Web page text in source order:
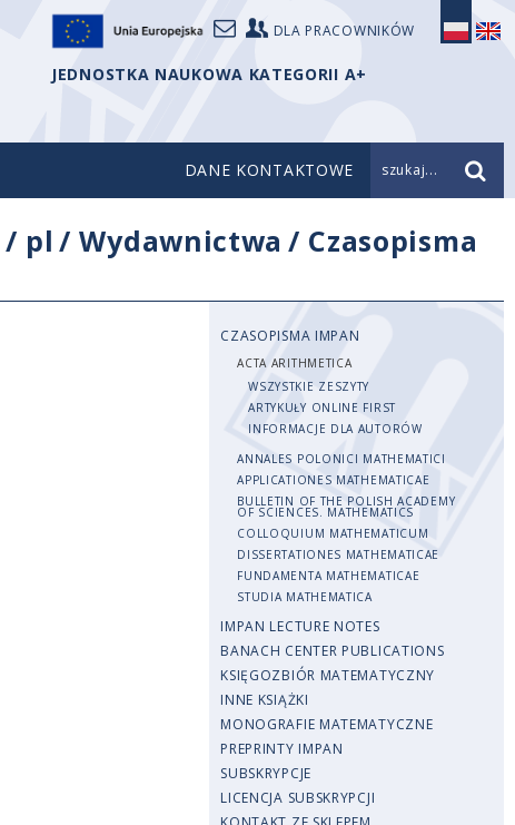
DLA PRACOWNIKÓW
JEDNOSTKA NAUKOWA KATEGORII A+
DANE KONTAKTOWE szukaj...
/ pl /Wydawnictwa / Czasopisma
CZASOPISMA IMPAN
ACTA ARITHMETICA
WSZYSTKIE ZESZYTY
ARTYKUŁY ONLINE FIRST
INFORMACJE DLA AUTORÓW
ANNALES POLONICI MATHEMATICI
APPLICATIONES MATHEMATICAE
BULLETIN OF THE POLISH ACADEMY
OF SCIENCES. MATHEMATICS
COLLOQUIUM MATHEMATICUM
DISSERTATIONES MATHEMATICAE
FUNDAMENTA MATHEMATICAE
STUDIA MATHEMATICA
IMPAN LECTURE NOTES
BANACH CENTER PUBLICATIONS
KSIĘGOZBIÓR MATEMATYCZNY
INNE KSIĄŻKI
MONOGRAFIE MATEMATYCZNE
PREPRINTY IMPAN
SUBSKRYPCJE
LICENCJA SUBSKRYPCJI